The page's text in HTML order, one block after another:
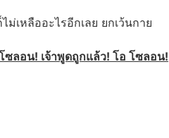
เหลืออะไรอีกเลย ยกเว้นกาย
ซลอน! เจ้าพูดถูกแล้ว! โอ โซลอน!